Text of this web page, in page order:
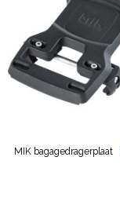
MIK bagagedragerplaat